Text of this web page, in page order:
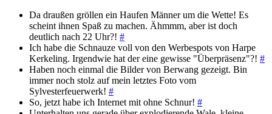
Da draußen gröllen ein Haufen Männer um die Wette! Es
scheint ihnen Spaß zu machen. Ähmmm, aber ist doch
deutlich nach 22 Uhr?! #
Ich habe die Schnauze voll von den Werbespots von Harpe
Kerkeling. Irgendwie hat der eine gewisse "Überpräsenz"?! #
Haben noch einmal die Bilder von Berwang gezeigt. Bin
immer noch stolz auf mein letztes Foto vom
Sylvesterfeuerwerk! #
So, jetzt habe ich Internet mit ohne Schnur! #